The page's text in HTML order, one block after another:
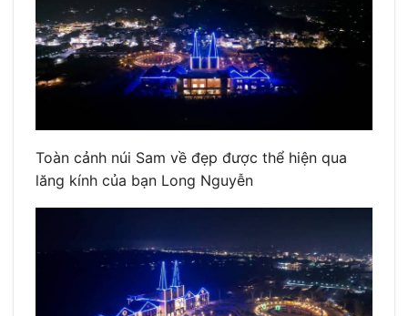
Toàn cảnh núi Sam về đẹp được thể hiện qua
lăng kính của bạn Long Nguyễn